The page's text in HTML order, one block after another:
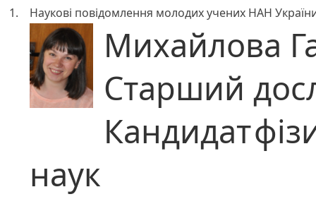
1. Наукові повідомлення молодих учених НАН
Михайлова
Старший
Кандидат
наук